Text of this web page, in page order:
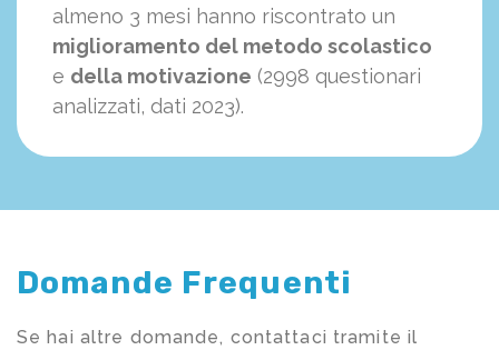
almeno 3 mesi hanno riscontrato un
miglioramento del metodo scolastico
e della motivazione (2998 questionari
analizzati, dati 2023).
Domande Frequenti
Se hai altre domande, contattaci tramite il